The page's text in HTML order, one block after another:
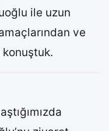
ile uzun
ve